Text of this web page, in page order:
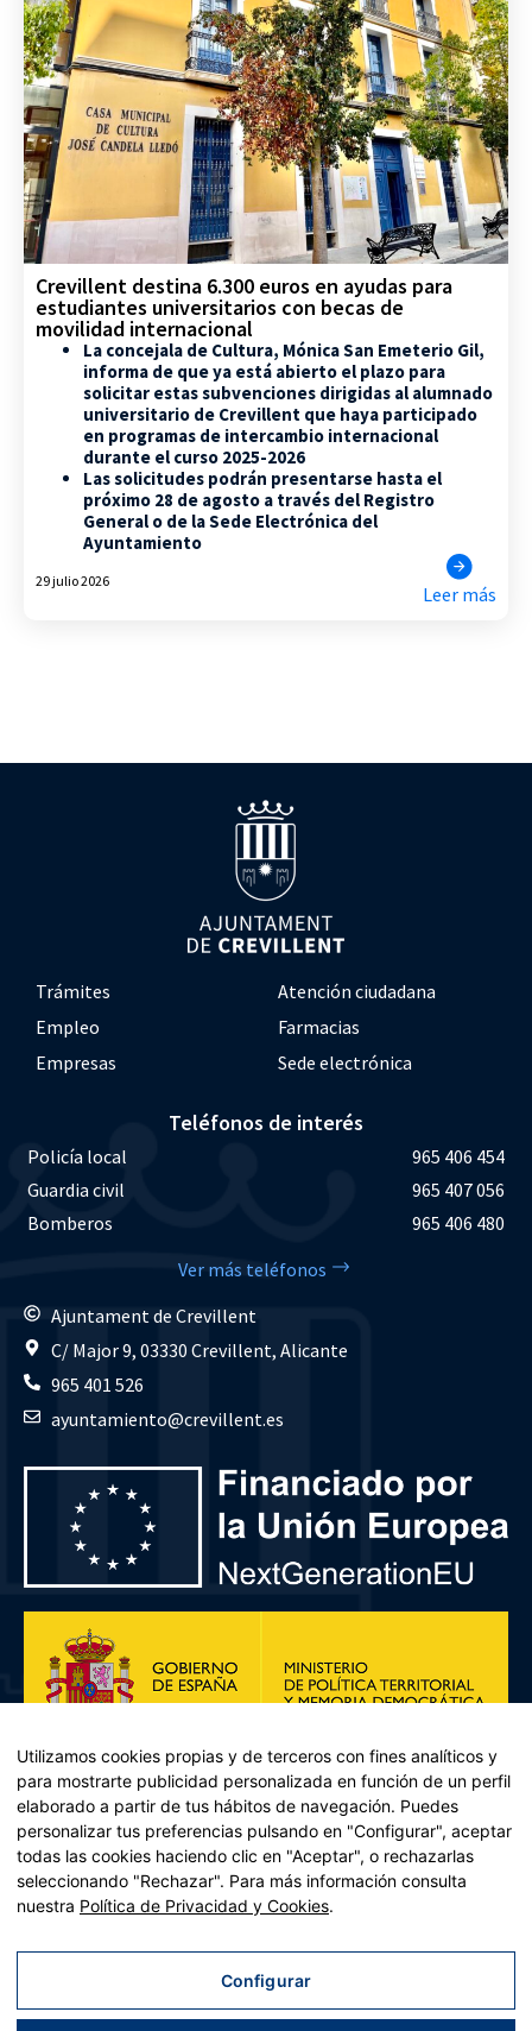
Crevillent destina 6.300 euros en ayudas para
estudiantes universitarios con becas de
movilidad internacional
La concejala de Cultura, Mónica San Emeterio Gil,
informa de que ya está abierto el plazo para
solicitar estas subvenciones dirigidas al alumnado
universitario de Crevillent que haya participado
en programas de intercambio internacional
durante el curso 2025-2026
Las solicitudes podrán presentarse hasta el
próximo 28 de agosto a través del Registro
General o de la Sede Electrónica del
Ayuntamiento
29 julio 2026
Leer más
Trámites
Atención ciudadana
Empleo
Farmacias
Empresas
Sede electrónica
Teléfonos de interés
Policía local
965 406 454
Guardia civil
965 407 056
Bomberos
965 406 480
Ver más teléfonos
Ajuntament de Crevillent
C/ Major 9, 03330 Crevillent, Alicante
965 401 526
ayuntamiento@crevillent.es
Plan de Recuperación, Transformación y Resiliencia – Financiado por
Recuperación y resiliencia, establecido por el Reglamento (UE)
2021/241 del Parlamento Europeo y del Consejo, de 12 de febrero
Utilizamos cookies propias y de terceros con fines analíticos y
para mostrarte publicidad personalizada en función de un perfil
elaborado a partir de tus hábitos de navegación. Puedes
personalizar tus preferencias pulsando en "Configurar", aceptar
todas las cookies haciendo clic en "Aceptar", o rechazarlas
seleccionando "Rechazar". Para más información consulta
nuestra Política de Privacidad y Cookies.
Configurar